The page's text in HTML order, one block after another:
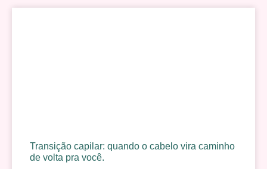
Transição capilar: quando o cabelo vira caminho
de volta pra você.